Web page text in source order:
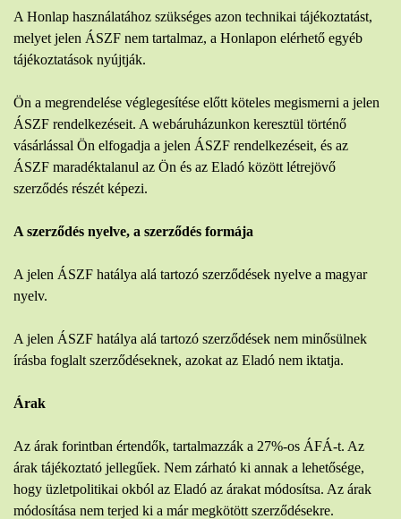
A Honlap használatához szükséges azon technikai tájékoztatást,
melyet jelen ÁSZF nem tartalmaz, a Honlapon elérhető egyéb
tájékoztatások nyújtják.
Ön a megrendelése véglegesítése előtt köteles megismerni a jelen
ÁSZF rendelkezéseit. A webáruházunkon keresztül történő
vásárlással Ön elfogadja a jelen ÁSZF rendelkezéseit, és az
ÁSZF maradéktalanul az Ön és az Eladó között létrejövő
szerződés részét képezi.
A szerződés nyelve, a szerződés formája
A jelen ÁSZF hatálya alá tartozó szerződések nyelve a magyar
nyelv.
A jelen ÁSZF hatálya alá tartozó szerződések nem minősülnek
írásba foglalt szerződéseknek, azokat az Eladó nem iktatja.
Árak
Az árak forintban értendők, tartalmazzák a 27%-os ÁFÁ-t. Az
árak tájékoztató jellegűek. Nem zárható ki annak a lehetősége,
hogy üzletpolitikai okból az Eladó az árakat módosítsa. Az árak
módosítása nem terjed ki a már megkötött szerződésekre.